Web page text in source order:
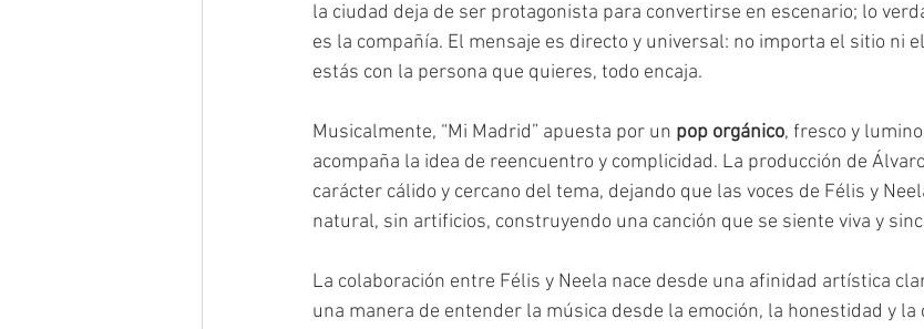
la ciudad deja de ser protagonista para convertirse en escenario; lo
es la compañía. El mensaje es directo y universal: no importa el sitio ni
estás con la persona que quieres, todo encaja.
Musicalmente, “Mi Madrid” apuesta por un pop orgánico, fresco y
acompaña la idea de reencuentro y complicidad. La producción de
carácter cálido y cercano del tema, dejando que las voces de Félis y
natural, sin artificios, construyendo una canción que se siente viva y
La colaboración entre Félis y Neela nace desde una afinidad artística
una manera de entender la música desde la emoción, la honestidad y la